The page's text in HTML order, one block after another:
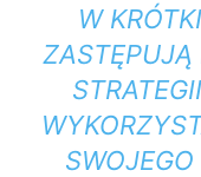
W
ZASTĘPUJĄ